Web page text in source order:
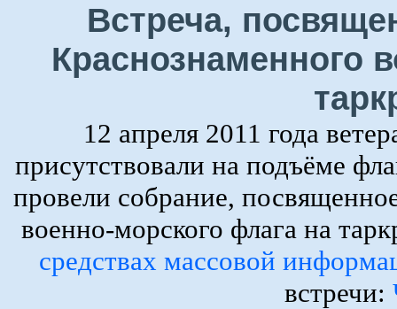
Встреча,
Краснознаменного
12 апреля 2011 года
присутствовали на подъёме
провели собрание,
военно-морского флага на
средствах массовой
встречи: